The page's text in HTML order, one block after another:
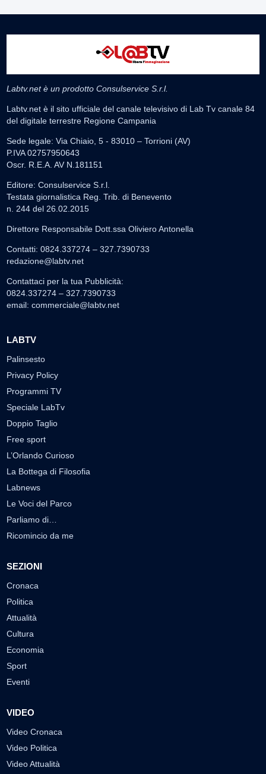
Labtv.net è un prodotto Consulservice S.r.l.
Labtv.net è il sito ufficiale del canale televisivo di Lab Tv canale 84
del digitale terrestre Regione Campania
Sede legale: Via Chiaio, 5 - 83010 – Torrioni (AV)
P.IVA 02757950643
Oscr. R.E.A. AV N.181151
Editore: Consulservice S.r.l.
Testata giornalistica Reg. Trib. di Benevento
n. 244 del 26.02.2015
Direttore Responsabile Dott.ssa Oliviero Antonella
Contatti: 0824.337274 – 327.7390733
redazione@labtv.net
Contattaci per la tua Pubblicità:
0824.337274 – 327.7390733
email: commerciale@labtv.net
LABTV
Palinsesto
Privacy Policy
Programmi TV
Speciale LabTv
Doppio Taglio
Free sport
L’Orlando Curioso
La Bottega di Filosofia
Labnews
Le Voci del Parco
Parliamo di…
Ricomincio da me
SEZIONI
Cronaca
Politica
Attualità
Cultura
Economia
Sport
Eventi
VIDEO
Video Cronaca
Video Politica
Video Attualità